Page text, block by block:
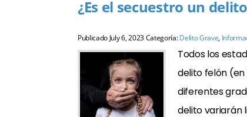
¿Es el secuestro un
Publicado July 6, 2023Categoría:Delito Grave,
Todos los
delito felón
diferentes
delito variarán